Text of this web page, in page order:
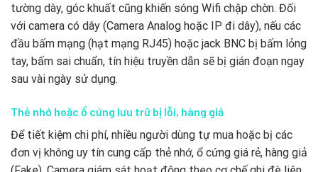
tường dày, góc khuất cũng khiến sóng Wifi chập chờn. Đối
với camera có dây (Camera Analog hoặc IP đi dây), nếu các
đầu bấm mạng (hạt mạng RJ45) hoặc jack BNC bị bấm lỏng
tay, bấm sai chuẩn, tín hiệu truyền dẫn sẽ bị gián đoạn ngay
sau vài ngày sử dụng.
Thẻ nhớ hoặc ổ cứng lưu trữ bị lỗi, hàng giả
Để tiết kiệm chi phí, nhiều người dùng tự mua hoặc bị các
đơn vị không uy tín cung cấp thẻ nhớ, ổ cứng giá rẻ, hàng giả